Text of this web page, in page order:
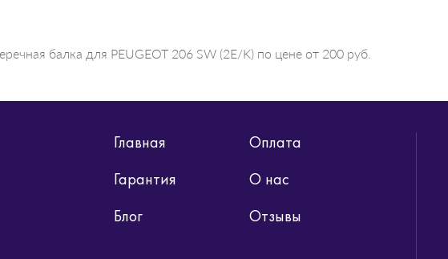
балка для PEUGEOT 206 SW (2E/K) по цене от 200 руб.
Главная
Оплата
Гарантия
О нас
Блог
Отзывы